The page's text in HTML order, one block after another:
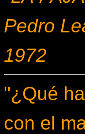
Pedro
1972
"¿Qué
con el